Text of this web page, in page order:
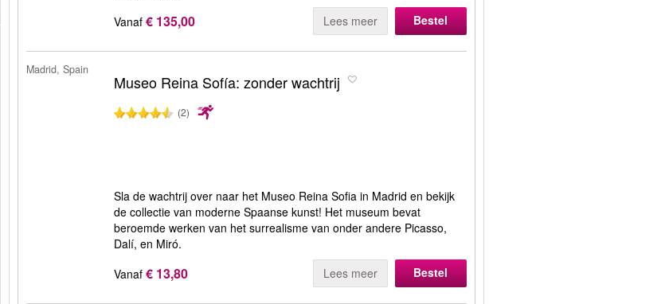
Vanaf € 135,00 Lees meer Bestel
Madrid, Spain
Museo Reina Sofía: zonder wachtrij
(2)
Sla de wachtrij over naar het Museo Reina Sofia in Madrid en bekijk
de collectie van moderne Spaanse kunst! Het museum bevat
beroemde werken van het surrealisme van onder andere Picasso,
Dalí, en Miró.
Vanaf € 13,80 Lees meer Bestel